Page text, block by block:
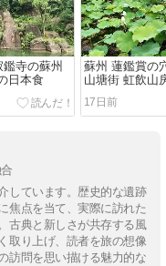
寺の蘇州
日本食
蘇州 蓮鑑賞の
山塘街 虹飲山
17日前
しています。歴史的な遺跡
焦点を当て、実際に訪れた
古典と新しさが共存する風
取り上げ、読者を旅の想像
訪問を思い描ける魅力的な